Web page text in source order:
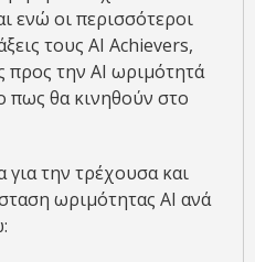
ενώ οι περισσότεροι
τους AI Achievers,
προς την ΑΙ ωριμότητά
πως θα κινηθούν στο
για την τρέχουσα και
ωριμότητας AI ανά